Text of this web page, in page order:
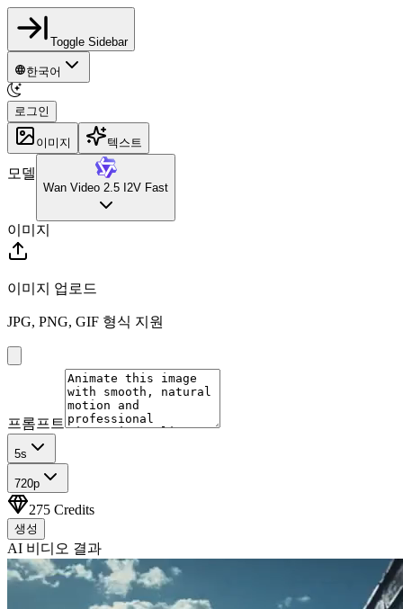
Toggle Sidebar
한국어
로그인
이미지 텍스트
모델
Wan Video 2.5 I2V Fast
이미지
이미지 업로드
JPG, PNG, GIF 형식 지원
프롬프트
5s
720p
275 Credits
생성
AI 비디오 결과